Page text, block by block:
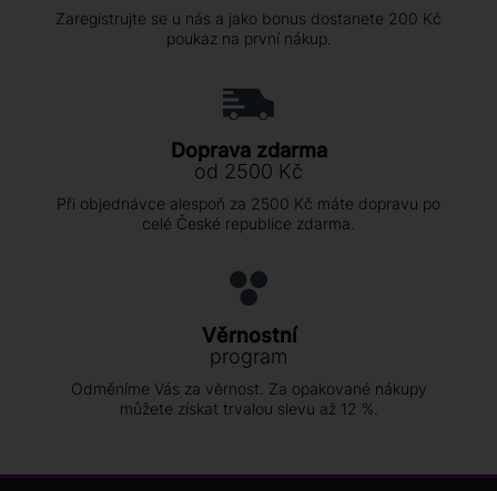
Zaregistrujte se u nás a jako bonus dostanete 200 Kč
poukaz na první nákup.
Doprava zdarma
od 2500 Kč
Při objednávce alespoň za 2500 Kč máte dopravu po
celé České republice zdarma.
Věrnostní
program
Odměníme Vás za věrnost. Za opakované nákupy
můžete získat trvalou slevu až 12 %.